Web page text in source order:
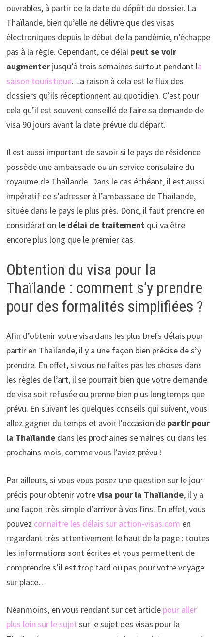
ouvrables, à partir de la date du dépôt du dossier. La
Thaïlande, bien qu’elle ne délivre que des visas
électroniques depuis le début de la pandémie, n’échappe
pas à la règle. Cependant, ce délai peut se voir
augmenterjusqu’à trois semaines surtout pendant la
saison touristique. La raison à cela est le flux des
dossiers qu’ils réceptionnent au quotidien. C’est pour
cela qu’il est souvent conseillé de faire sa demande de
visa 90 jours avant la date prévue du départ.
Il est aussi important de savoir si le pays de résidence
possède une ambassade ou un service consulaire du
royaume de Thaïlande. Dans le cas échéant, il est aussi
impératif de s’adresser à l’ambassade de Thaïlande,
située dans le pays le plus près. Donc, il faut prendre en
considération le délai de traitementqui va être
encore plus long que le premier cas.
Obtention du visa pour la
Thaïlande : comment s’y prendre
pour des formalités simplifiées ?
Afin d’obtenir votre visa dans les plus brefs délais pour
partir en Thaïlande, il y a une façon bien précise de s’y
prendre. En effet, si vous ne faîtes pas les choses dans
les règles de l’art, il se pourrait bien que votre demande
de visa soit refusée ou prenne bien plus longtemps que
prévu. En suivant les quelques conseils qui suivent, vous
allez gagner du temps et avoir l’occasion de partir pour
la Thaïlandedans les prochaines semaines ou dans les
prochains mois, comme vous l’aviez prévu !
Par ailleurs, si vous vous posez une question sur le jour
précis pour obtenir votrevisa pour la Thaïlande, il y a
une façon très simple d’arriver à vos fins. En effet, vous
pouvez connaitre les délais sur action-visas.com en
regardant très attentivement le haut de la page : toutes
les informations sont écrites et vous permettent de
comprendre s’il est trop tard ou pas pour votre voyage
sur place…
Néanmoins, en vous rendant sur cet article pour aller
plus loin sur le sujet sur le sujet des visas pour la